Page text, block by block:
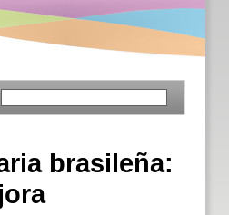
brasileña: